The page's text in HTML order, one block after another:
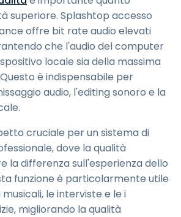
superiore. Splashtop accesso
offre bit rate audio elevati
che l'audio del computer
locale sia della massima
è indispensabile per
audio, l'editing sonoro e la
cruciale per un sistema di
dove la qualità
la differenza sull'esperienza dello
funzione è particolarmente utile
le interviste e le i
migliorando la qualità